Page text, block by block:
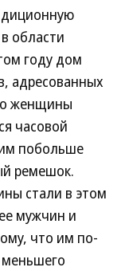
области
году дом
адресованных
женщины
часовой
побольше
ремешок.
стали в этом
мужчин и
что им по-